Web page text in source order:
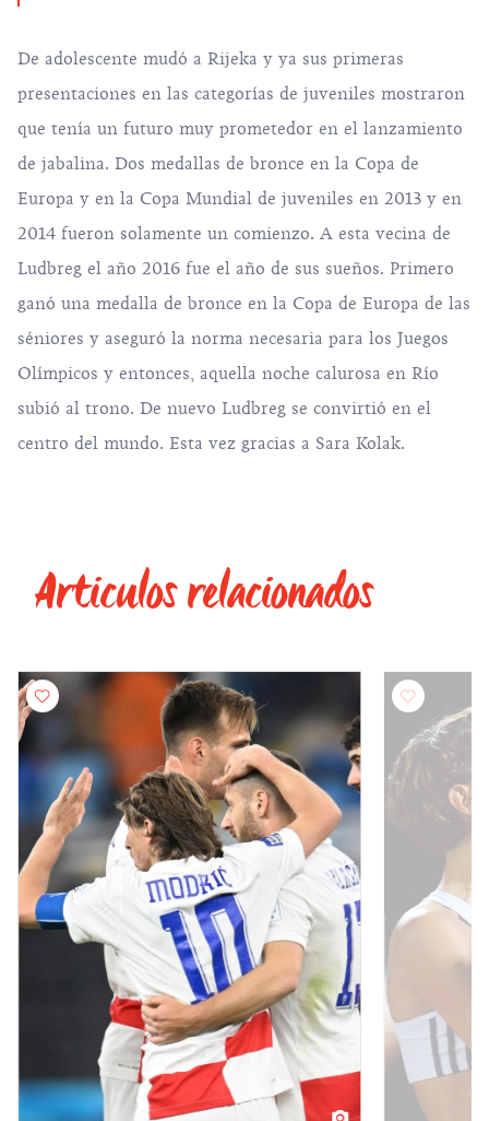
De adolescente mudó a Rijeka y ya sus primeras
presentaciones en las categorías de juveniles mostraron
que tenía un futuro muy prometedor en el lanzamiento
de jabalina. Dos medallas de bronce en la Copa de
Europa y en la Copa Mundial de juveniles en 2013 y en
2014 fueron solamente un comienzo. A esta vecina de
Ludbreg el año 2016 fue el año de sus sueños. Primero
ganó una medalla de bronce en la Copa de Europa de las
séniores y aseguró la norma necesaria para los Juegos
Olímpicos y entonces, aquella noche calurosa en Río
subió al trono. De nuevo Ludbreg se convirtió en el
centro del mundo. Esta vez gracias a Sara Kolak.
Articulos relacionados